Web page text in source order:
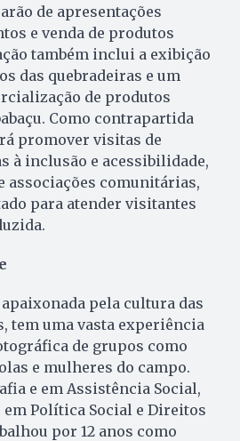
de apresentações
e venda de produtos
também inclui a exibição
das quebradeiras e um
de produtos
Como contrapartida
promover visitas de
à inclusão e acessibilidade,
associações comunitárias,
para atender visitantes
pela cultura das
tem uma vasta experiência
de grupos como
e mulheres do campo.
e em Assistência Social,
Política Social e Direitos
por 12 anos como